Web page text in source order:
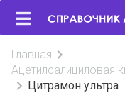
Главная
Ацетилсалициловая
Цитрамон ультра